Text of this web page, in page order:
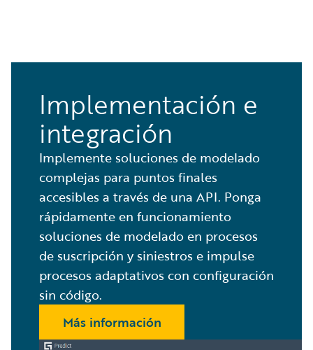
Implementación e
integración
Implemente soluciones de modelado
complejas para puntos finales
accesibles a través de una API. Ponga
rápidamente en funcionamiento
soluciones de modelado en procesos
de suscripción y siniestros e impulse
procesos adaptativos con configuración
sin código.
Más información